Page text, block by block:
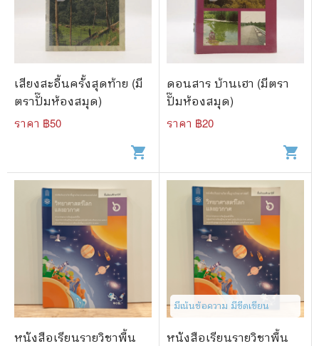
เสียงสะอื้นครั้งสุดท้าย (มี
ตราปั๊มห้องสมุด)
ราคา ฿50
shopping_cart
ดอนสาร บ้านเฮา (มีตรา
ปั๊มห้องสมุด)
ราคา ฿20
shopping_cart
หนังสือเรียนรายวิชาพื้น
มีเน้นข้อความ มีขีดเขียน
หนังสือเรียนรายวิชาพื้น